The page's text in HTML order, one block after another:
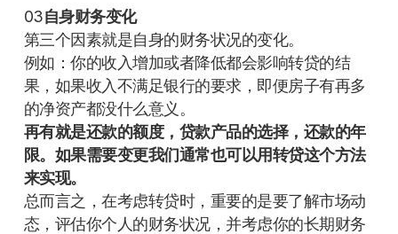
03自身财务变化
第三个因素就是自身的财务状况的变化。
例如：你的收入增加或者降低都会影响转贷的结
果，如果收入不满足银行的要求，即便房子有再多
的净资产都没什么意义。
再有就是还款的额度，贷款产品的选择，还款的年
限。如果需要变更我们通常也可以用转贷这个方法
来实现。
总而言之，在考虑转贷时，重要的是要了解市场动
态，评估你个人的财务状况，并考虑你的长期财务